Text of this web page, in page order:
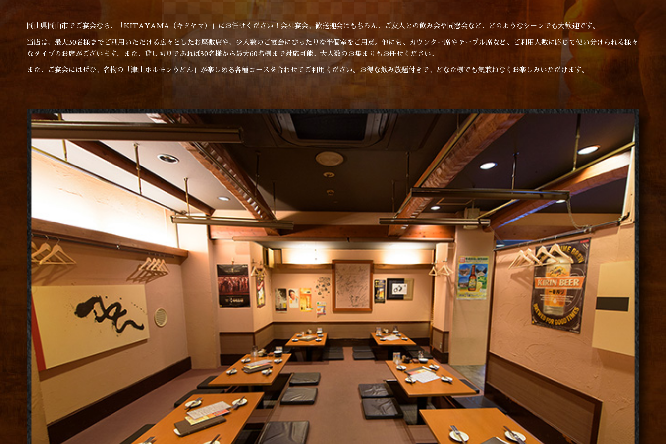
岡山県岡山市でご宴会なら、「KITAYAMA（キタヤマ）」にお任せください！会社宴会、歓送迎会はもちろん、ご友人との飲み会や同窓会など、どのようなシーンでも大歓迎です。
当店は、最大30名様までご利用いただける広々としたお座敷席や、少人数のご宴会にぴったりな半個室をご用意。他にも、カウンター席やテーブル席など、ご利用人数に応じて使い分けられる様々
なタイプのお席がございます。また、貸し切りであれば30名様から最大60名様まで対応可能。大人数のお集まりもお任せください。
また、ご宴会にはぜひ、名物の「津山ホルモンうどん」が楽しめる各種コースを合わせてご利用ください。お得な飲み放題付きで、どなた様でも気兼ねなくお楽しみいただけます。